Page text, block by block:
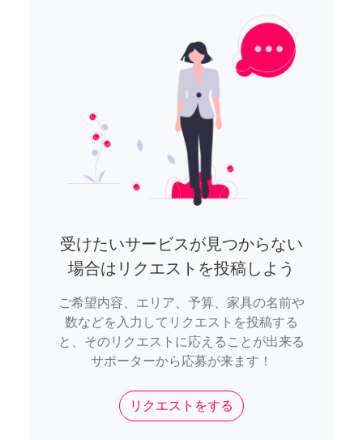
受けたいサービスが見つからない
場合はリクエストを投稿しよう
ご希望内容、エリア、予算、家具の名前や
数などを入力してリクエストを投稿する
と、そのリクエストに応えることが出来る
サポーターから応募が来ます！
リクエストをする